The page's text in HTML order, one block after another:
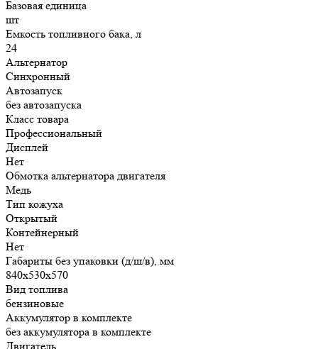
Базовая единица
шт
Емкость топливного бака, л
24
Альтернатор
Синхронный
Автозапуск
без автозапуска
Класс товара
Профессиональный
Дисплей
Нет
Обмотка альтернатора двигателя
Медь
Тип кожуха
Открытый
Контейнерный
Нет
Габариты без упаковки (д/ш/в), мм
840х530х570
Вид топлива
бензиновые
Аккумулятор в комплекте
без аккумулятора в комплекте
Двигатель